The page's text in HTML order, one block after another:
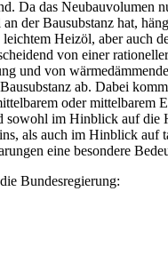
Da das Neubauvolumen
der Bausubstanz hat,
Heizöl, aber auch
von einer
und von
ab. Dabei
oder mittelbarem
sowohl im Hinblick auf die
als auch im Hinblick auf
eine besondere
Bundesregierung: